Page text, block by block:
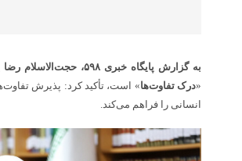
به گزارش پایگاه خبری ۵۹۸، حجت‌الاسلام رضا یوسف‌زاده
«درک تفاوت‌ها» است، تأکید کرد: پذیرش
انسانی را فراهم می‌کند.